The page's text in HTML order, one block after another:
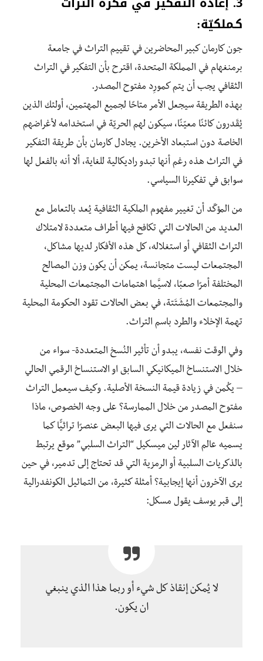
كـملكيّة:
جون كارمان كبير المحاضرين في تقييم التراث في جامعة
برمنغهام في المملكة المتحدة، اقترح بأن التفكير في التراث
الثقافي يجب أن يتم كمورِد مفتوح المصدر.
بهذه الطريقة سيجعل الأمر متاحًا لجميع المهتمين، أولئك الذين
يُقَدرون كائنًا معيّنًا، سيكون لهم الحريّة في استخدامه لأغراضهم
الخاصة دون استبعاد الأخرين. يجادل كارمان بأن طريقة التفكير
في التراث هذه رغم أنها تبدو راديكالية للغاية، ألا أنه بالفعل لها
سوابق في تفكيرنا السياسي.
من المؤكّد أن تغيير مفهوم الملكية الثقافية يُعد بالتعامل مع
العديد من الحالات التي تكافح فيها أطراف متعددة لامتلاك
التراث الثقافي أو استغلاله، كل هذه الأفكار لديها مشاكل،
المجتمعات ليست متجانسة، يمكن أن يكون وزن المصالح
المختلفة أمرًا صعبًا، لاسيَّما اهتمامات المجتمعات المحلية
والمجتمعات المُشَتَتة، في بعض الحالات تقود الحكومة المحلية
تهمة الإخلاء والطرد باسم التراث.
وفي الوقت نفسه، يبدو أن تأثير النُسخ المتعددة- سواء من
خلال الاستنساخ الميكانيكي السابق او الاستنساخ الرقمي الحالي
– يكْمن في زيادة قيمة النسخة الأصلية. وكيف سيعمل التراث
مفتوح المصدر من خلال الممارسة؟ على وجه الخصوص، ماذا
سنفعل مع الحالات التي يرى فيها البعض عنصرًا تراثيًّا كما
يسميه عالم الآثار لين ميسكيل “التراث السلبي” موقع يرتبط
بالذكريات السلبية أو الرمزية التي قد تحتاج إلى تدمير، في حين
يرى الآخرون أنها إيجابية؟ أمثلة كثيرة، من التماثيل الكونفدرالية
إلى قبر يوسف يقول مسكل:
لا يُمكن إنقاذ كل شيء أو ربما هذا الذي ينبغي
ان يكون.